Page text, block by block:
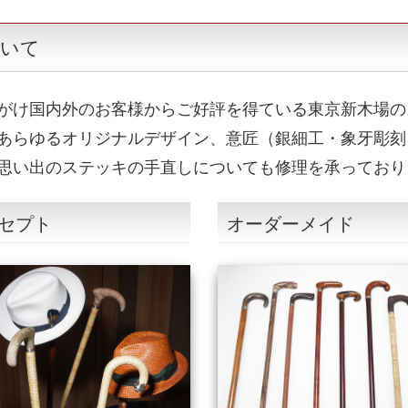
て
け国内外のお客様からご好評を得ている東京新木場
らゆるオリジナルデザイン、意匠（銀細工・象牙彫
い出のステッキの手直しについても修理を承ってお
プト オーダーメイド